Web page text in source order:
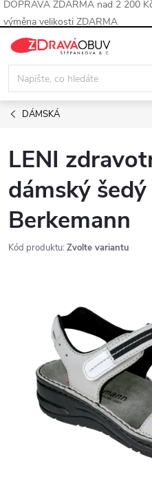
DOPRAVA ZDARMA nad 2 200
výměna velikosti ZDARMA
Přejít
obsah
DÁMSKÁ
LENI
dámský
Berkemann
Kód produktu: Zvolte variantu